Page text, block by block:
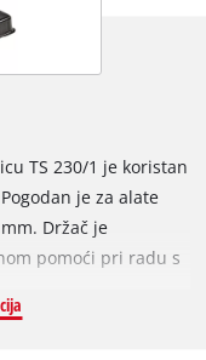
TS 230/1 je koristan
je za alate
Držač je
pomoći pri radu s
pod kutom.